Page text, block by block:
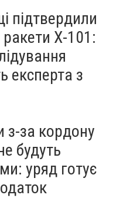
підтвердили
ракети Х-101:
експерта з
з-за кордону
будуть
уряд готує